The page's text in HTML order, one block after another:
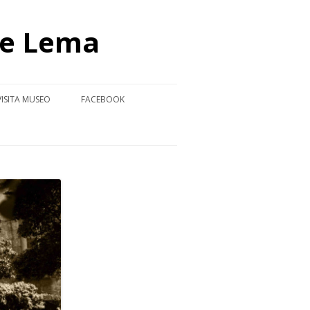
Lema
MUSEO FACEBOOK